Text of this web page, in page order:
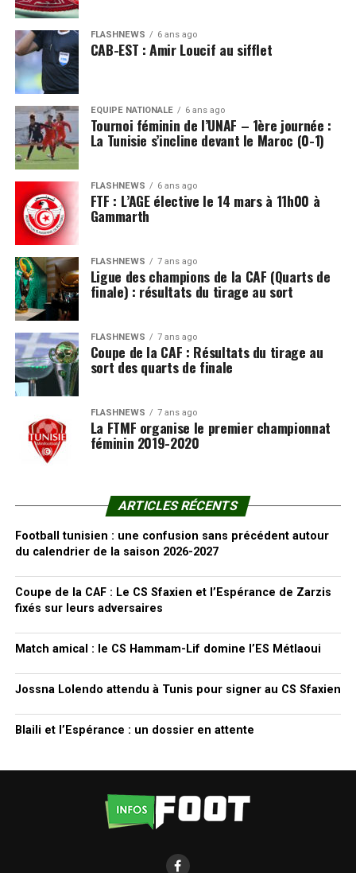
FLASHNEWS 6 ans ago
CAB-EST : Amir Loucif au sifflet
EQUIPE NATIONALE 6 ans ago
Tournoi féminin de l’UNAF – 1ère journée :
La Tunisie s’incline devant le Maroc (0-1)
FLASHNEWS 6 ans ago
FTF : L’AGE élective le 14 mars à 11h00 à
Gammarth
FLASHNEWS 7 ans ago
Ligue des champions de la CAF (Quarts de
finale) : résultats du tirage au sort
FLASHNEWS 7 ans ago
Coupe de la CAF : Résultats du tirage au
sort des quarts de finale
FLASHNEWS 7 ans ago
La FTMF organise le premier championnat
féminin 2019-2020
ARTICLES RÉCENTS
Football tunisien : une confusion sans précédent autour
du calendrier de la saison 2026-2027
Coupe de la CAF : Le CS Sfaxien et l’Espérance de Zarzis
fixés sur leurs adversaires
Match amical : le CS Hammam-Lif domine l’ES Métlaoui
Jossna Lolendo attendu à Tunis pour signer au CS Sfaxien
Blaili et l’Espérance : un dossier en attente